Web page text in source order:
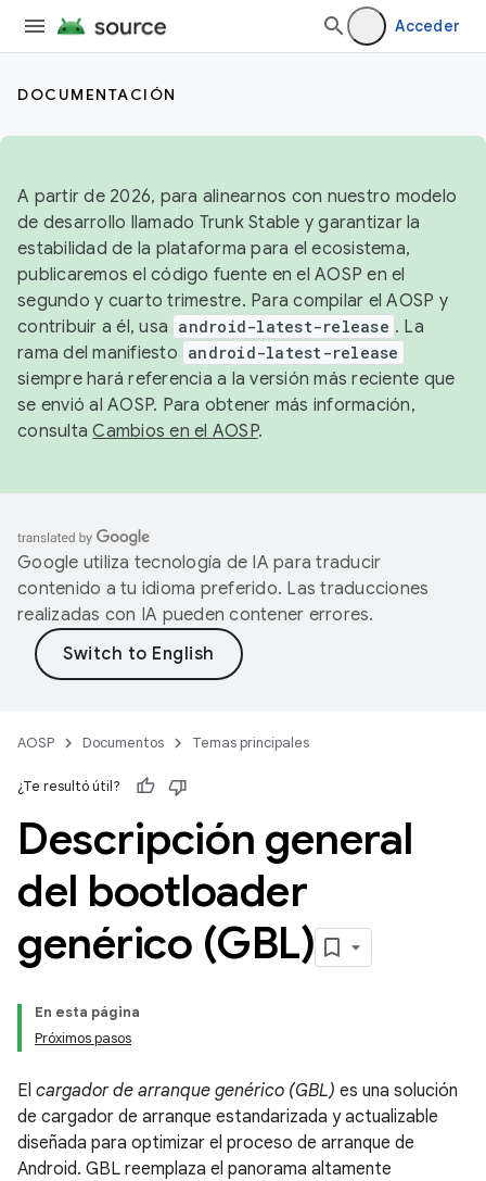
Acceder
DOCUMENTACIÓN
A partir de 2026, para alinearnos con nuestro modelo
de desarrollo llamado Trunk Stable y garantizar la
estabilidad de la plataforma para el ecosistema,
publicaremos el código fuente en el AOSP en el
segundo y cuarto trimestre. Para compilar el AOSP y
contribuir a él, usa android-latest-release . La
rama del manifiesto android-latest-release
siempre hará referencia a la versión más reciente que
se envió al AOSP. Para obtener más información,
consultaCambios en el AOSP.
Google utiliza tecnología de IA para traducir
contenido a tu idioma preferido. Las traducciones
realizadas con IA pueden contener errores.
AOSP Documentos Temas principales
¿Te resultó útil?
Descripción general
del bootloader
genérico (GBL)
En esta página
Próximos pasos
El cargador de arranque genérico (GBL) es una solución
de cargador de arranque estandarizada y actualizable
diseñada para optimizar el proceso de arranque de
Android. GBL reemplaza el panorama altamente